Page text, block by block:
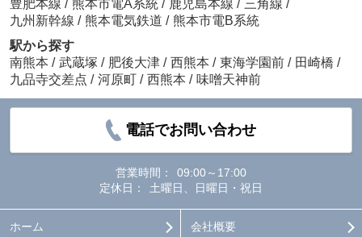
豊肥本線 / 熊本市電A系統 / 鹿児島本線 / 三角線 /
九州新幹線 / 熊本電気鉄道 / 熊本市電B系統
駅から探す
南熊本 / 武蔵塚 / 肥後大津 / 西熊本 / 東海学園前 / 田崎橋 /
九品寺交差点 / 河原町 / 西熊本 / 味噌天神前
電話でお問い合わせ
営業時間：
09:00～17:00
定休日：
土曜日、日曜日・祝日
ホーム 会社概要